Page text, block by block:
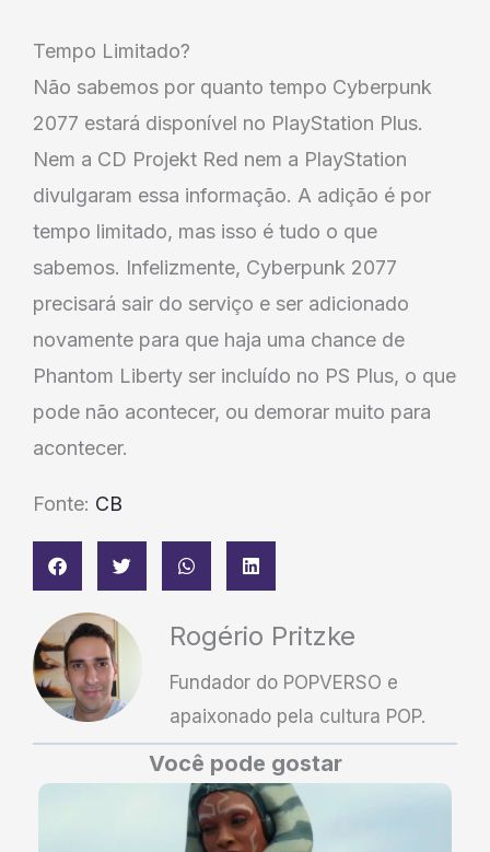
Tempo Limitado?
Não sabemos por quanto tempo Cyberpunk
2077 estará disponível no PlayStation Plus.
Nem a CD Projekt Red nem a PlayStation
divulgaram essa informação. A adição é por
tempo limitado, mas isso é tudo o que
sabemos. Infelizmente, Cyberpunk 2077
precisará sair do serviço e ser adicionado
novamente para que haja uma chance de
Phantom Liberty ser incluído no PS Plus, o que
pode não acontecer, ou demorar muito para
acontecer.
Fonte: CB
Rogério Pritzke
Fundador do POPVERSO e
apaixonado pela cultura POP.
Você pode gostar